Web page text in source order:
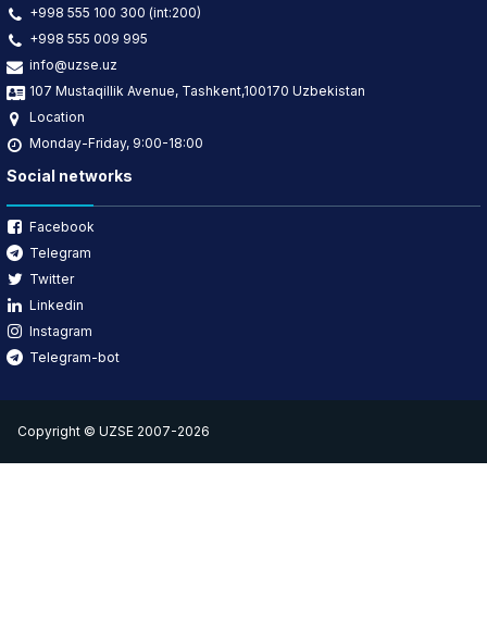
+998 555 100 300 (int:200)
+998 555 009 995
info@uzse.uz
107 Mustaqillik Avenue, Tashkent,100170 Uzbekistan
Location
Monday-Friday, 9:00-18:00
Social networks
Facebook
Telegram
Twitter
Linkedin
Instagram
Telegram-bot
Copyright © UZSE 2007-2026